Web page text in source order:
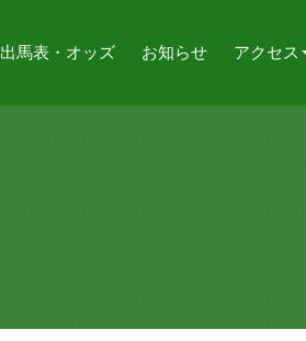
出馬表・オッズ お知らせ アクセス